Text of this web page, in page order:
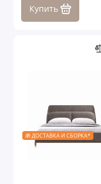
Купить
🎁 ДОСТАВКА И СБОРКА*